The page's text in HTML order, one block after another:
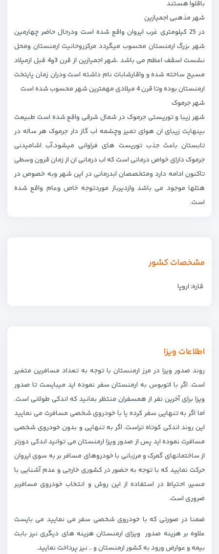
باقلوا هستند
شهر مذهبی اجمیازین
در 25 کیلومتری غرب ایروان واقع شده است ودرحال حاضر چهارمین
شهر بزرگ ارمنستان محسوب میگردد مرکزروحانیت ارمنستان ومحل
نشست اسقف اعظم می باشد .شهر اجمیازین از قرن 3و4 قبل ازمیلاد
مسیح ساخته شده و واقارشابات نام داشته است ودران زمان پایتخت
ارمنستان بوده وتا قرن 4 میلادی مهمترین شهر محسوب شده است
شهر جرموک
شهر زیبا و توریستی جرموک در شمال شرقی واقع شده است طبیعت
بینهایت زیبای ان هوای تمیز وچشمه اب گاز دار جرموک هر ساله در
تابستان باعث جذب توریست های فراوانی میشود.آب اشامیدنی
جرموک دارای خواص درمانی است که اب درمانی ان از زمان قرون وسطی
تاکنون ادامه دارد ومتخصصان ابدرمانی در این شهر وبه خصوص در
هتلها موجود می باشد وازدیرباز موردتوجه خاص وعام واقع شده
است.
مشخصات کشور
قاره: اروپا
اطلاعات ویزا
روند صدور ویزا در مرز ارمنستان با توجه به تعداد مسافرین متغیر
است. اگر با اتوبوس به ارمنستان سفر نموده اید میبایست تا صدور
ویزا برای آخرین نفر از همسفران منتظر بمانید که اندکی طولانی است.
اما اگر به تنهایی سفر کرده یا با خودروی شخصی مسافرت می نمایید
این روند اندکی کوتاه تراست. اگر به تنهایی و بدون خودروی شخصی
مسافرت نموده اید پس از صدور ویزا ارمنستان می توانید اندکی دورتر
از ساختمانهای گمرک و مرزبانی با خودروهای مسافر بر به سوی ایروان
حرکت نمایید که با توجه به حضور در کشوری خارجی و عدم آشنایی با
مسیر، احتیاط در استفاده از این روش و انتخاب خودروی مسافربر
ضروری است.
ضمنا در صورتی که با خودروی شخصی سفر می نمایید می بایست
علاوه بر هزینه صدور ویزای ارمنستان هزینه های دیگری نیز بابت
بیمه و عوارض ورود به کشور ارمنستان و .. نیز پرداخت نمایید.